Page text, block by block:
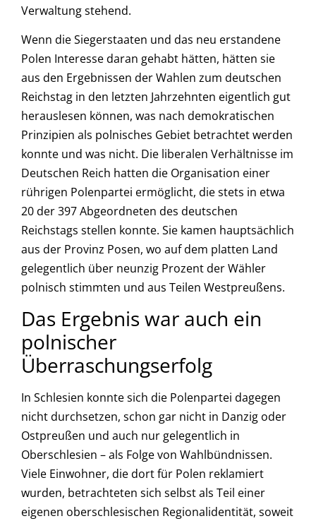
Verwaltung stehend.
Wenn die Siegerstaaten und das neu erstandene
Polen Interesse daran gehabt hätten, hätten sie
aus den Ergebnissen der Wahlen zum deutschen
Reichstag in den letzten Jahrzehnten eigentlich gut
herauslesen können, was nach demokratischen
Prinzipien als polnisches Gebiet betrachtet werden
konnte und was nicht. Die liberalen Verhältnisse im
Deutschen Reich hatten die Organisation einer
rührigen Polenpartei ermöglicht, die stets in etwa
20 der 397 Abgeordneten des deutschen
Reichstags stellen konnte. Sie kamen hauptsächlich
aus der Provinz Posen, wo auf dem platten Land
gelegentlich über neunzig Prozent der Wähler
polnisch stimmten und aus Teilen Westpreußens.
Das Ergebnis war auch ein
polnischer
Überraschungserfolg
In Schlesien konnte sich die Polenpartei dagegen
nicht durchsetzen, schon gar nicht in Danzig oder
Ostpreußen und auch nur gelegentlich in
Oberschlesien – als Folge von Wahlbündnissen.
Viele Einwohner, die dort für Polen reklamiert
wurden, betrachteten sich selbst als Teil einer
eigenen oberschlesischen Regionalidentität, soweit